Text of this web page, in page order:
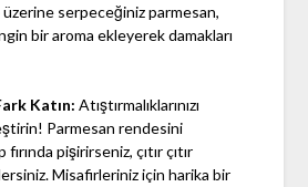
serpeceğiniz parmesan,
bir aroma ekleyerek damakları
Katın: Atıştırmalıklarınızı
Parmesan rendesini
fırında pişirirseniz, çıtır çıtır
Misafirleriniz için harika bir